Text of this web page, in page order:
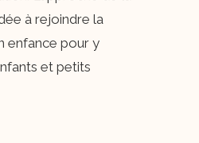
à rejoindre la
enfance pour y
et petits